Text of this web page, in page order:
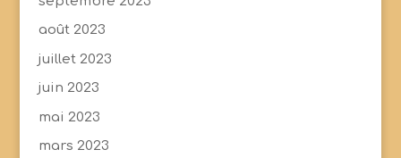
août 2023
juillet 2023
juin 2023
mai 2023
mars 2023